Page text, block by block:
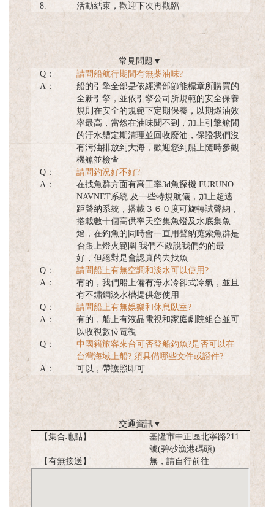
8.
活動結束，歡迎下次再觀臨
常見問題 ▼
Q：
請問船航行期間有無柴油味?
A：
船的引擎全部是依經濟部節能標章所購買的
全新引擎，並依引擎公司所規範的安全保養
規則在安全的規範下定期保養，以期燃油效
率最高，當然在油味聞不到，加上引擎艙間
的汙水艚定期清理並回收廢油，保證我們沒
有污油排放到大海，歡迎您到船上隨時參觀
機艙並檢查
Q：
請問釣況好不好?
A：
在找魚群方面有高工率3d魚探機 FURUNO
NAVNET系統 及一些特規航儀，加上超遠
距聲納系統，搭載３６０度可旋轉試聲納，
搭載數十個高供率天空集魚燈及水底集魚
燈，在釣魚的同時會一直用聲納蒐索魚群是
否跟上燈火範圍 我們不敢說我們釣的最
好，但絕對是會認真的去找魚
Q：
請問船上有無空調和淡水可以使用?
A：
有的，我們船上備有海水冷卻式冷氣，並且
有不鏽鋼淡水槽提供您使用
Q：
請問船上有無娛樂和休息臥室?
A：
有的，船上有液晶電視和家庭劇院組合並可
以收視數位電視
Q：
中國籍旅客來台可否登船釣魚?是否可以在
台灣海域上船? 須具備哪些文件或證件?
A：
可以，帶護照即可
交通資訊 ▼
【集合地點】
基隆市中正區北寧路211
號(碧砂漁港碼頭)
【有無接送】
無，請自行前往